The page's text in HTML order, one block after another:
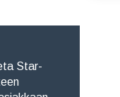
S
Star-